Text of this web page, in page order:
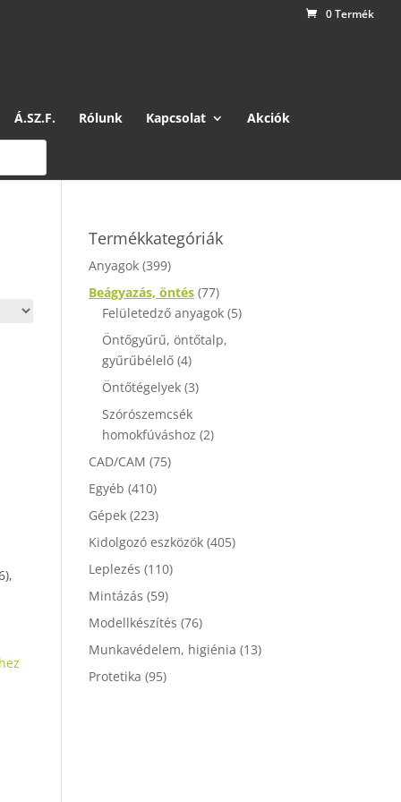
0 Termék
Á.SZ.F. Rólunk Kapcsolat Akciók
Termékkategóriák
Anyagok (399)
Beágyazás, öntés (77)
Felületedző anyagok (5)
Öntőgyűrű, öntőtalp,
gyűrűbélelő (4)
Öntőtégelyek (3)
Szórószemcsék
homokfúváshoz (2)
CAD/CAM (75)
Egyéb (410)
Gépek (223)
Kidolgozó eszközök (405)
Leplezés (110)
Mintázás (59)
Modellkészítés (76)
Munkavédelem, higiénia (13)
Protetika (95)